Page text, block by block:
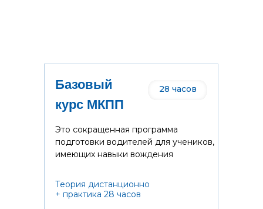
Базовый
курс МКПП
Это сокращенная программа
подготовки водителей для учеников,
имеющих навыки вождения
28 часов
Теория дистанционно
+ практика 28 часов